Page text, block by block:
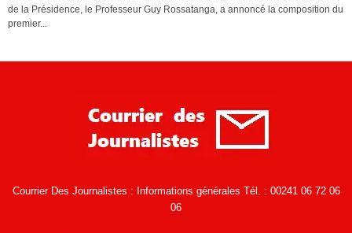
de la Présidence, le Professeur Guy Rossatanga, a annoncé la composition du
premier...
Courrier Des Journalistes : Informations générales Tél. : 00241 06 72 06
06